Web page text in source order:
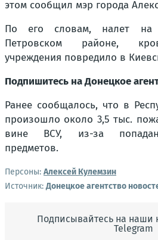
этом сообщил мэр города
По его словам, налет
Петровском районе,
учреждения повредило в
Подпишитесь на Донецкое
Ранее сообщалось, что в
произошло около 3,5 тыс.
вине ВСУ, из-за
предметов.
Персоны: Алексей Кулемзин
Источник:Донецкое агентство
Подписывайтесь на наши
Telegram